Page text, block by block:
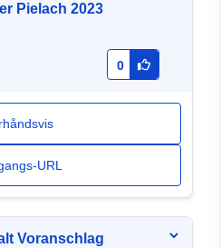
Pielach 2023
0
URL
Voranschlag